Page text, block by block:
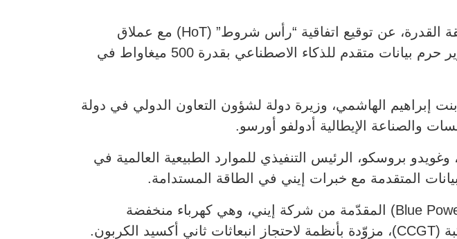
أعلنت شركة خزنة داتا سنترز، المزود الرائد للبنية التحتية الرقمية فائقة القدرة، عن توقيع اتفاقية “رأس شروط” (HoT) مع عملاق
الطاقة الإيطالي “إيني” (Eni) لتأسيس مشروع مشترك يهدف إلى تطوير حرم بيانات متقدم للذكاء الاصطناعي بقدرة 500 ميغاواط في
إبراهيم الهاشمي، وزيرة دولة لشؤون التعاون الدولي في دولة
والصناعة الإيطالية أدولفو أورسو.
بروسكو، الرئيس التنفيذي للموارد الطبيعية العالمية في
المتقدمة مع خبرات إيني في الطاقة المستدامة.
وسيتم تشغيل حرم مركز البيانات الجديد باستخدام طاقة “بلو باور” (Blue Power) المقدّمة من شركة إيني، وهي كهرباء منخفضة
الكربون يتم توليدها من محطة طاقة عالية الكفاءة بتقنية الدورة المركبة (CCGT)، مزوّدة بأنظمة لاحتجاز انبعاثات ثاني أكسيد الكربون.